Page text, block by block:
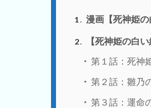
1 漫画【死神姫
2
【死神姫の白
第１話：死神
第２話：雛乃
第３話：運命